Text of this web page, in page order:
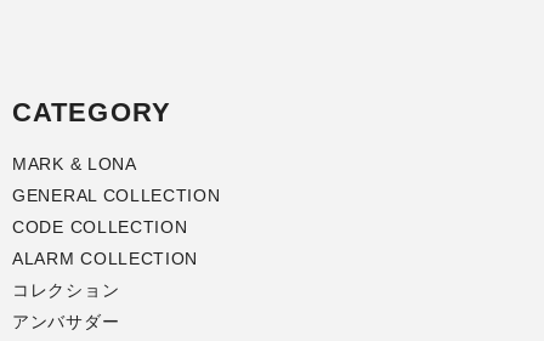
CATEGORY
MARK & LONA
GENERAL COLLECTION
CODE COLLECTION
ALARM COLLECTION
コレクション
アンバサダー